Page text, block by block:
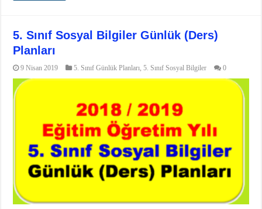
5. Sınıf Sosyal Bilgiler Günlük (Ders)
Planları
9 Nisan 2019 5. Sınıf Günlük Planları,5. Sınıf Sosyal Bilgiler 0